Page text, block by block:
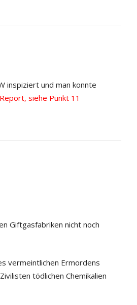
inspiziert und man konnte
siehe Punkt 11
Giftgasfabriken nicht noch
vermeintlichen Ermordens
tödlichen Chemikalien